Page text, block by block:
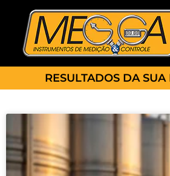
RESULTADOS DA SUA